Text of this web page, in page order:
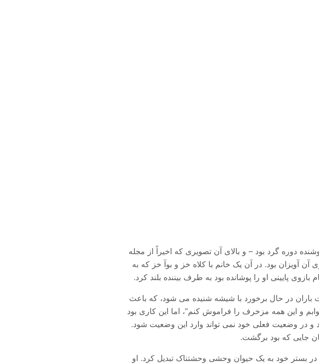
دوره گرد بود – و بالای آن تصویری که اخیراً از مجله
آویزان بود. در آن یک خانم با کلاه خز و بوآ خز که به
پایینی او را پوشانده بود به طرف بیننده بلند کرد.
در حال برخورد با شیشه شنیده می شود، که باعث
و این همه مزخرف را فراموش کنم”، اما این کاری بود
و در وضعیت فعلی خود نمی تواند وارد این وضعیت شود.
جایی که بود برگشت.
بستر خود به یک حیوان وحشی وحشتناک تبدیل کرد. او